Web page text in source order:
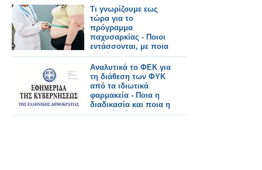
Τι γνωρίζουμε εως
τώρα για το
πρόγραμμα
παχυσαρκίας - Ποιοι
εντάσσονται, με ποια
κριτήρια, ποια
φάρμακα θα
χορηγούνται δωρεάν
Αναλυτικά το ΦΕΚ για
τη διάθεση των ΦΥΚ
από τα ιδιωτικά
φαρμακεία - Ποια η
διαδικασία και ποια η
ακριβής λίστα των